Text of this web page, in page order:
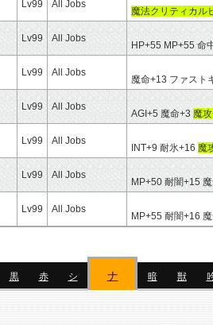
Lv99 All Jobs
魔法クリティカル
Lv99 All Jobs
HP+55 MP+55 命
Lv99 All Jobs
魔命+13 ファスト
Lv99 All Jobs
AGI+5 魔命+3 魔
Lv99 All Jobs
INT+9 耐氷+16 魔
Lv99 All Jobs
MP+50 耐闇+15
Lv99 All Jobs
MP+55 耐闇+16
黒 赤 シ ナ 暗 獣